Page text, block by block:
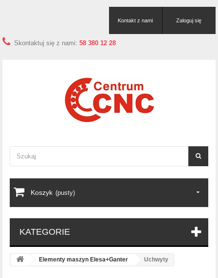
Zaloguj się
Kontakt z nami
Skontaktuj się z nami: 58 380 12 28
Koszyk (pusty)
KATEGORIE
Elementy maszyn Elesa+Ganter Uchwyty